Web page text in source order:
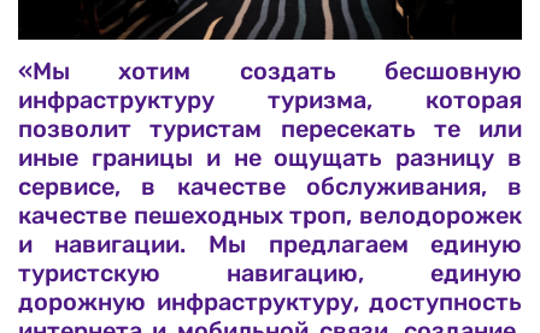
«Мы хотим создать бесшовную
инфраструктуру туризма, которая
позволит туристам пересекать те или
иные границы и не ощущать разницу в
сервисе, в качестве обслуживания, в
качестве пешеходных троп, велодорожек
и навигации. Мы предлагаем единую
туристскую навигацию, единую
дорожную инфраструктуру, доступность